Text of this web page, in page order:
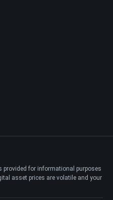
for informational purposes
asset prices are volatile and your